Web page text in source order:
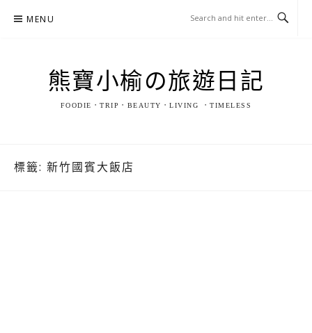
MENU
熊寶小榆の旅遊日記
FOODIE．TRIP．BEAUTY．LIVING ．TIMELESS
標籤: 新竹國賓大飯店